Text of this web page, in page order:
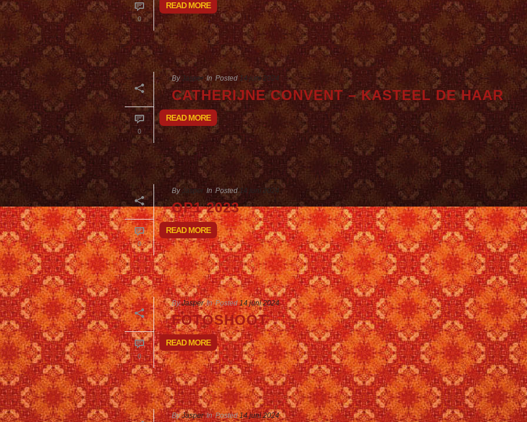
0
READ MORE
0
By Jasper In Posted 14 juni 2024
CATHERIJNE CONVENT – KASTEEL DE HAAR
READ MORE
0
By Jasper In Posted 14 juni 2024
OP1 2023
READ MORE
0
By Jasper In Posted 14 juni 2024
FOTOSHOOT
READ MORE
By Jasper In Posted 14 juni 2024